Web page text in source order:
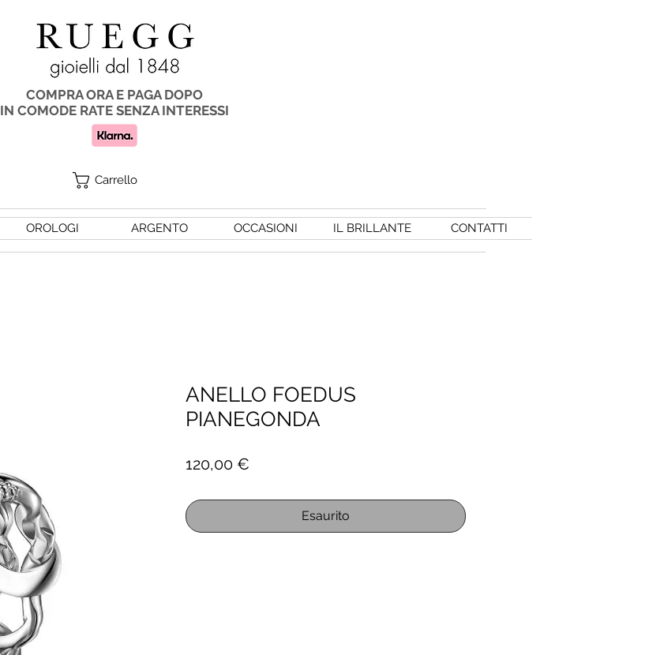
COMPRA ORA E PAGA DOPO
IN COMODE RATE SENZA INTERESSI
Carrello
OROLOGI ARGENTO OCCASIONI IL BRILLANTE CONTATTI
ANELLO FOEDUS
PIANEGONDA
120,00 €
Esaurito